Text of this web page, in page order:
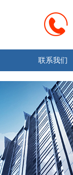
联系我们